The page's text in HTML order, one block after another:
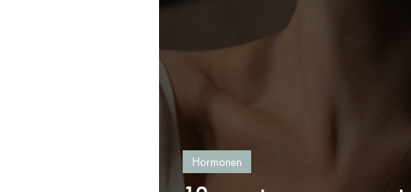
Hormonen